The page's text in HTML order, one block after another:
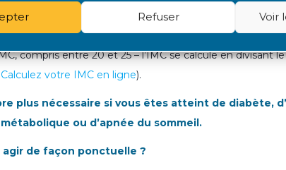
Refuser Voir
en sel et sucres) et une activité physique d’au moins
permettront aussi de conserver ou atteindre un poids
compris entre 20 et 25 – l’IMC se calcule en divisant
Calculez votre IMC en ligne).
plus nécessaire si vous êtes atteint de diabète,
ou d’apnée du sommeil.
de façon ponctuelle ?